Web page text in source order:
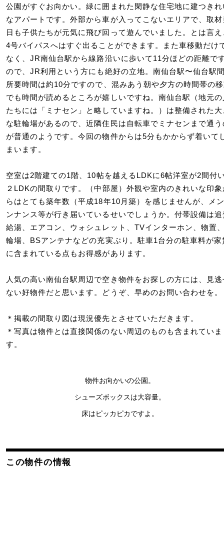
公園がすぐお向かい。緑に囲まれた閑静な住宅地に建つきれ
なアパートです。外部から車が入ってこないエリアで、取材
日も子供たちが元気に飛び回って遊んでいました。とは言え
4号バイパスへはすぐ出ることができます。また車移動だけ
なく、JR南仙台駅から線路沿いに歩いて11分ほどの距離で
ので、JR利用という方にも絶好の立地。南仙台駅〜仙台駅
所要時間は約10分ですので、混みあう朝や夕方の時間帯の
でも時間が読めるところが嬉しいですね。南仙台駅（地元の
たちには「ミナセン」と略していますね。）は整備された大
な駐輪場があるので、近隣住民は自転車でミナセンまで通う
が普通のようです。今回の物件からは5分もかからず着いて
まいます。
空室は2階建ての1階、10帖を越えるLDKに6帖洋室が2間付
２LDKの間取りです。（中部屋）外観や室内のきれいな印象
らはとても築年数（平成18年10月築）を感じませんが、メ
ンナンス等が行き届いているせいでしょうか。付帯設備は追
給湯、エアコン、ウォシュレット、TVインターホン、物置
輪場、BSアンテナなどの充実ぶり。駐車1台分の駐車料が家
に含まれている点もお得感があります。
人気の高い南仙台駅周辺で空き物件をお探しの方には、見逃
ない好物件だと思います。どうぞ、早めのお問い合わせを。
＊掲載の間取り図は現況優先とさせていただきます。
＊写真は物件とは直接関係のない周辺のものも含まれていま
す。
物件お向かいの公園。
シューズボックスは大容量。
床はピッカピカですよ。
この物件の情報